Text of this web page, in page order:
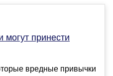
принести
вредные привычки